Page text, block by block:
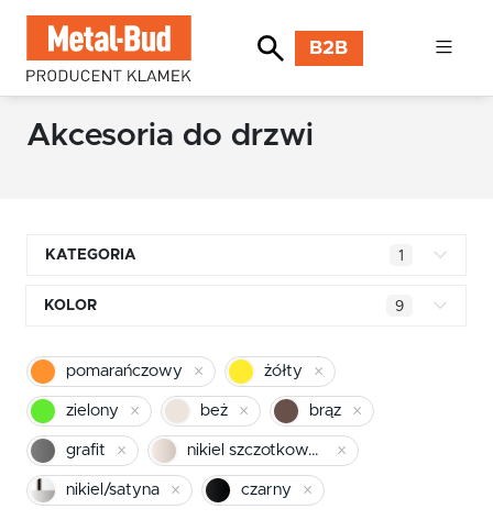
B2B
Akcesoria do drzwi
KATEGORIA 1
Klamki kwadratowe
Klamki INOX stal nierdzewna
Klamki premium
Klamki z długim szyldem
Klamki zewnętrzne
KOLOR 9
chrom
pomarańczowy
czerwony
pomarańczowy żółty
zielony beż brąz
grafit nikiel szczotkowany mat
nikiel/satyna czarny